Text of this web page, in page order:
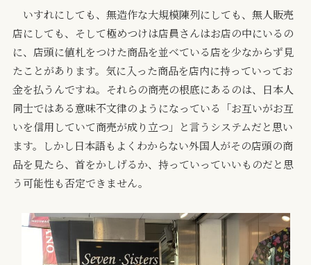
いすれにしても、無造作な大規模陳列にしても、無人販売
店にしても、そして極めつけは店員さんはお店の中にいるの
に、店頭に値札をつけた商品を並べている店を少なからず見
たことがあります。気に入った商品を店内に持っていってお
金を払うんですね。それらの商売の根底にあるのは、日本人
同士ではある意味不文律のようになっている「お互いがお互
いを信用していて商売が成り立つ」と言うシステムだと思い
ます。しかし日本語もよくわからない外国人がその店頭の商
品を見たら、首をかしげるか、持っていっていいものだと思
う可能性も否定できません。